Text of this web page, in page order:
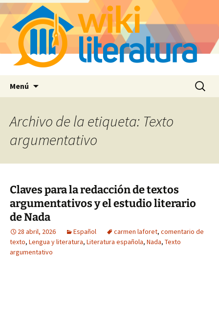
Menú Buscar:
Archivo de la etiqueta: Texto
argumentativo
Claves para la redacción de textos
argumentativos y el estudio literario
de Nada
28 abril, 2026 Español carmen laforet, comentario de
texto, Lengua y literatura, Literatura española, Nada, Texto
argumentativo